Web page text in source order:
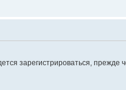
зарегистрироваться, прежде